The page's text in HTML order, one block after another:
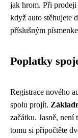
jak hrom. Při
když auto stěhujete
příslušným
Poplatky
Registrace nového
spolu projít.
začátku. Jasně,
tomu si připočtěte